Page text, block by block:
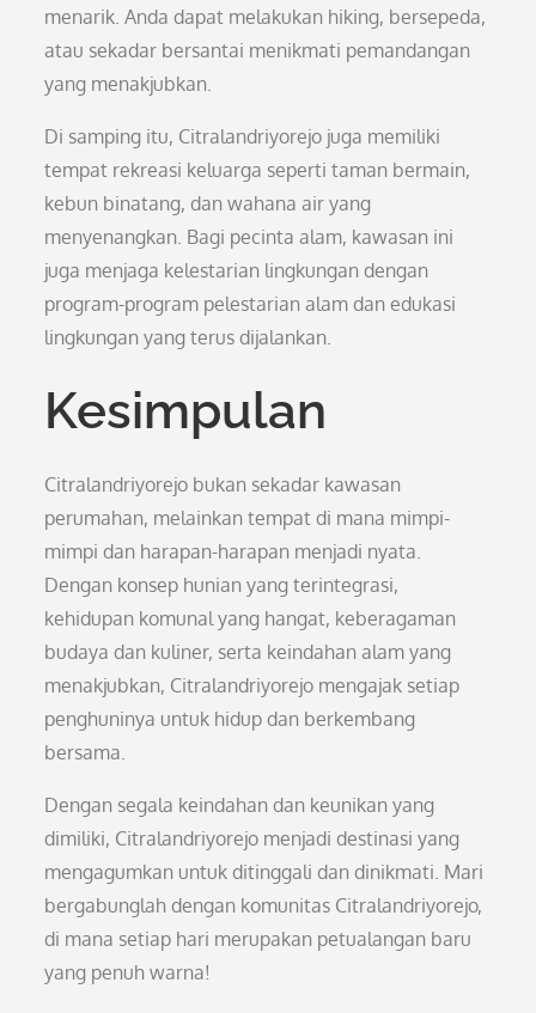
menarik. Anda dapat melakukan hiking, bersepeda,
atau sekadar bersantai menikmati pemandangan
yang menakjubkan.
Di samping itu, Citralandriyorejo juga memiliki
tempat rekreasi keluarga seperti taman bermain,
kebun binatang, dan wahana air yang
menyenangkan. Bagi pecinta alam, kawasan ini
juga menjaga kelestarian lingkungan dengan
program-program pelestarian alam dan edukasi
lingkungan yang terus dijalankan.
Kesimpulan
Citralandriyorejo bukan sekadar kawasan
perumahan, melainkan tempat di mana mimpi-
mimpi dan harapan-harapan menjadi nyata.
Dengan konsep hunian yang terintegrasi,
kehidupan komunal yang hangat, keberagaman
budaya dan kuliner, serta keindahan alam yang
menakjubkan, Citralandriyorejo mengajak setiap
penghuninya untuk hidup dan berkembang
bersama.
Dengan segala keindahan dan keunikan yang
dimiliki, Citralandriyorejo menjadi destinasi yang
mengagumkan untuk ditinggali dan dinikmati. Mari
bergabunglah dengan komunitas Citralandriyorejo,
di mana setiap hari merupakan petualangan baru
yang penuh warna!